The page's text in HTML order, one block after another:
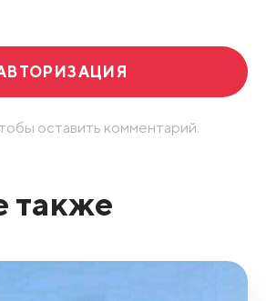
оставить комментарий.
также